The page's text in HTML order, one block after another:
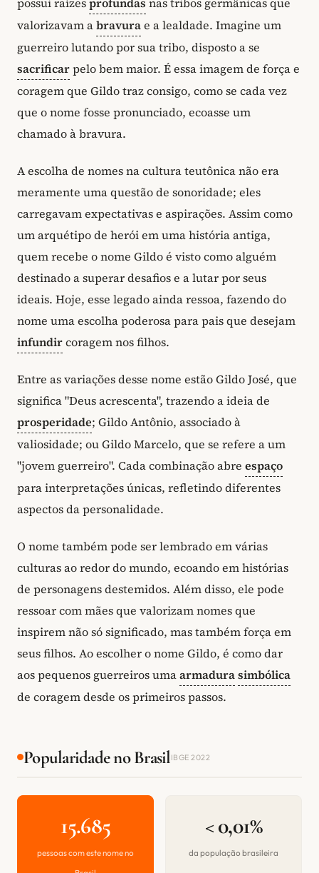
valorizavam abravurae a lealdade. Imagine um
guerreiro lutando por sua tribo, disposto a se
sacrificarpelo bem maior. É essa imagem de força e
coragem que Gildo traz consigo, como se cada vez
que o nome fosse pronunciado, ecoasse um
chamado à bravura.
A escolha de nomes na cultura teutônica não era
meramente uma questão de sonoridade; eles
carregavam expectativas e aspirações. Assim como
um arquétipo de herói em uma história antiga,
quem recebe o nome Gildo é visto como alguém
destinado a superar desafios e a lutar por seus
ideais. Hoje, esse legado ainda ressoa, fazendo do
nome uma escolha poderosa para pais que desejam
infundircoragem nos filhos.
Entre as variações desse nome estão Gildo José, que
significa "Deus acrescenta", trazendo a ideia de
prosperidade; Gildo Antônio, associado à
valiosidade; ou Gildo Marcelo, que se refere a um
"jovem guerreiro". Cada combinação abre espaço
para interpretações únicas, refletindo diferentes
aspectos da personalidade.
O nome também pode ser lembrado em várias
culturas ao redor do mundo, ecoando em histórias
de personagens destemidos. Além disso, ele pode
ressoar com mães que valorizam nomes que
inspirem não só significado, mas também força em
seus filhos. Ao escolher o nome Gildo, é como dar
aos pequenos guerreiros umaarmadurasimbólica
de coragem desde os primeiros passos.
Popularidade no BrasilIBGE 2022
15.685
pessoas com este nome no
< 0,01%
da população brasileira